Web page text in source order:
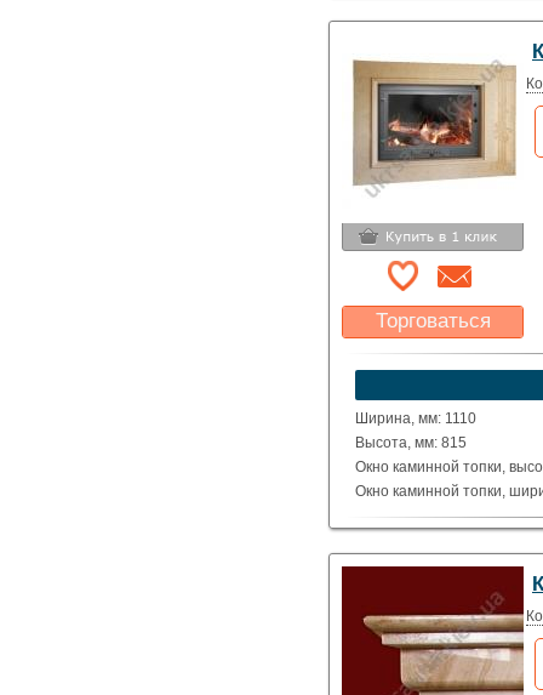
Торговаться
Какая цена Вас
устроит?
Указать цену
Ширина, мм: 1110
Высота, мм: 815
Окно каминной топки,
Окно каминной топки,
Глубина каминной топки
Исполнение: Обрамление